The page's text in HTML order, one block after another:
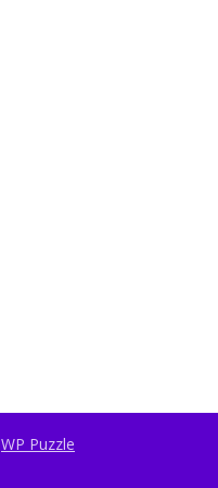
WP Puzzle